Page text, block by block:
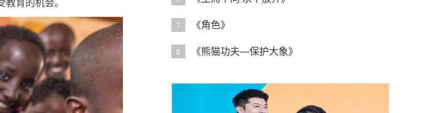
7 《角色》
8 《熊猫功夫—保护大象》